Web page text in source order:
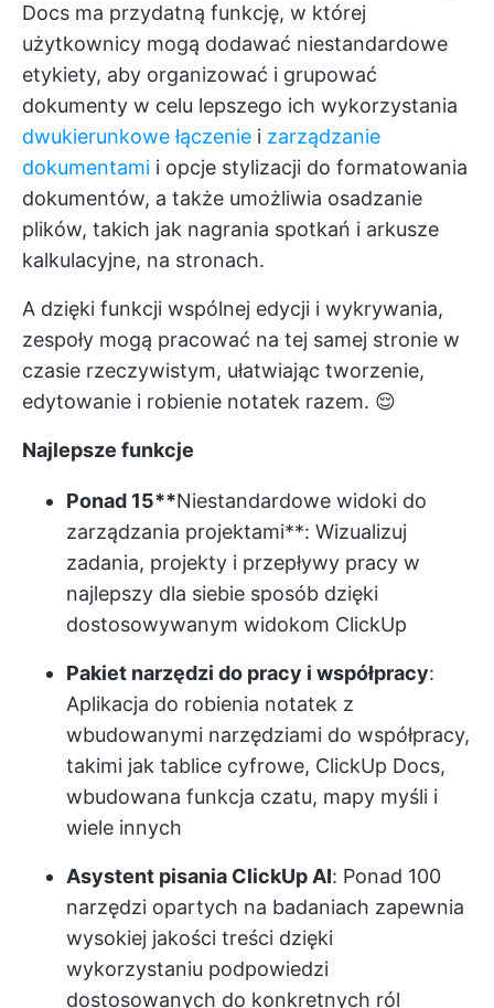
Docs ma przydatną funkcję, w której
użytkownicy mogą dodawać niestandardowe
etykiety, aby organizować i grupować
dokumenty w celu lepszego ich wykorzystania
dwukierunkowe łączenie i zarządzanie
dokumentami i opcje stylizacji do formatowania
dokumentów, a także umożliwia osadzanie
plików, takich jak nagrania spotkań i arkusze
kalkulacyjne, na stronach.
A dzięki funkcji wspólnej edycji i wykrywania,
zespoły mogą pracować na tej samej stronie w
czasie rzeczywistym, ułatwiając tworzenie,
edytowanie i robienie notatek razem. 😌
Najlepsze funkcje
Ponad 15**Niestandardowe widoki do
zarządzania projektami**: Wizualizuj
zadania, projekty i przepływy pracy w
najlepszy dla siebie sposób dzięki
dostosowywanym widokom ClickUp
Pakiet narzędzi do pracy i współpracy:
Aplikacja do robienia notatek z
wbudowanymi narzędziami do współpracy,
takimi jak tablice cyfrowe, ClickUp Docs,
wbudowana funkcja czatu, mapy myśli i
wiele innych
Asystent pisania ClickUp AI: Ponad 100
narzędzi opartych na badaniach zapewnia
wysokiej jakości treści dzięki
wykorzystaniu podpowiedzi
dostosowanych do konkretnych ról